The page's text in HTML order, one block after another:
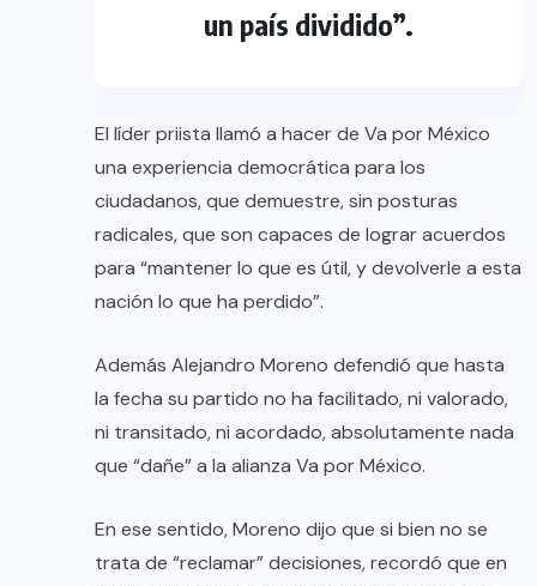
un país dividido”.
El líder priista llamó a hacer de Va por México
una experiencia democrática para los
ciudadanos, que demuestre, sin posturas
radicales, que son capaces de lograr acuerdos
para “mantener lo que es útil, y devolverle a esta
nación lo que ha perdido”.
Además Alejandro Moreno defendió que hasta
la fecha su partido no ha facilitado, ni valorado,
ni transitado, ni acordado, absolutamente nada
que “dañe” a la alianza Va por México.
En ese sentido, Moreno dijo que si bien no se
trata de “reclamar” decisiones, recordó que en